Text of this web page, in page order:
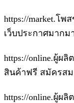
https://market.โพ
เว็บประกาศมาก
https://online.ผู้ผลิ
สินค้าฟรี สมัครส
https://online.ผู้ผลิ